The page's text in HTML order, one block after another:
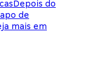
Depois do
de
mais em